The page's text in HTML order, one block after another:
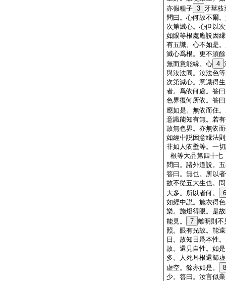
亦假種子 3 牙莖枝
問曰。心何故不爾
次第滅心。心但以
如眼等根處應説因
有五識。心不如是
滅心爲根。更不須
無而意能縁。心 4
與汝法同。汝法色
次第滅心。意識得
者。爲依何處。答
色界復何所依。答
應如是。無依而住
意識能知有無。若
故無色界。亦無依
如經中説因意縁法
非如人依壁等。一
根等大品第四十七
問曰。諸外道説。
答曰。無也。所以
故不從五大生也。
大多。所以者何。
6
如經中説。施衣得
樂。施燈得眼。是
能見。
7 離明則不
照。眼有光故。能
日。故知日爲本性
故。還見自性。如
多。人死耳根還歸
虚空。餘亦如是。
8
少。答曰。汝言似